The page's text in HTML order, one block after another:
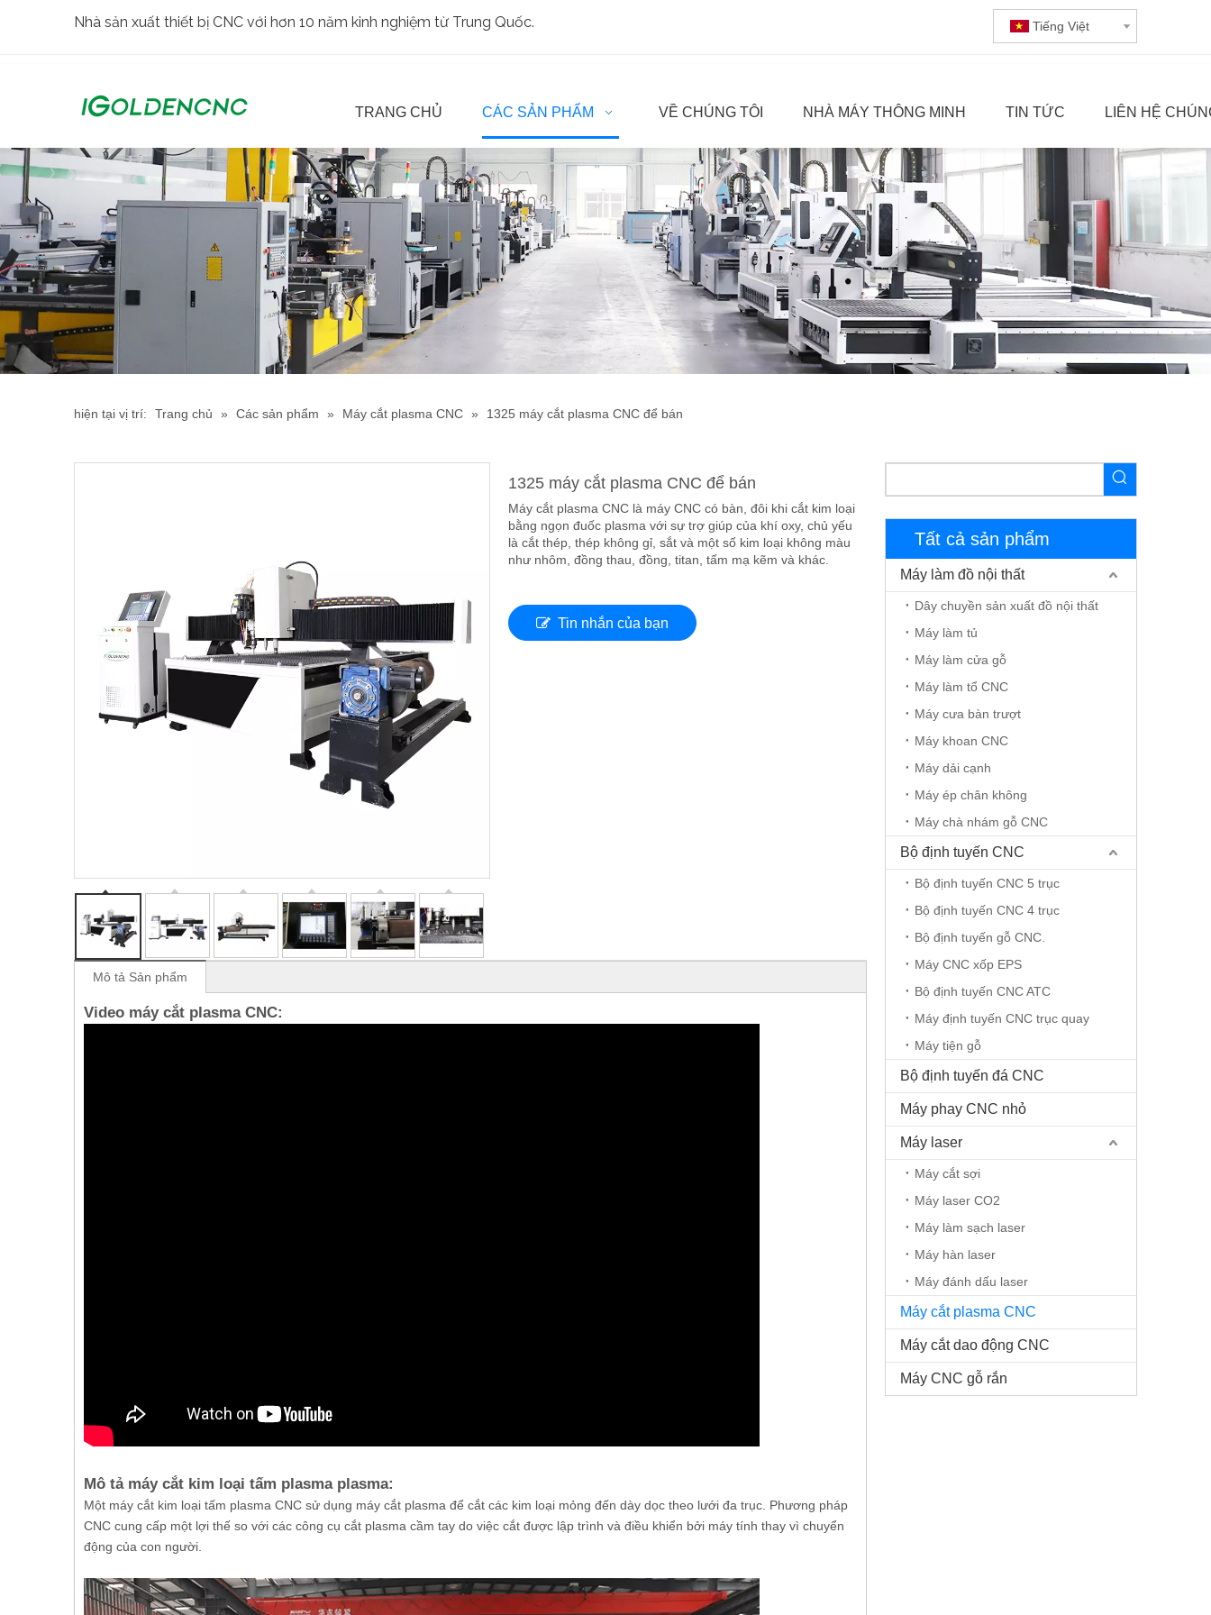
Nhà sản xuất thiết bị CNC với hơn 10 năm kinh nghiệm từ Trung Quốc. Tiếng Việt
TRANG CHỦ CÁC SẢN PHẨM VỀ CHÚNG TÔI NHÀ MÁY THÔNG MINH TIN TỨC LIÊN HỆ
hiện tại vị trí: Trang chủ » Các sản phẩm » Máy cắt plasma CNC » 1325 máy cắt plasma CNC để bán
1325 máy cắt plasma CNC để bán
Máy cắt plasma CNC là máy CNC có bàn, đôi khi cắt kim loại
bằng ngọn đuốc plasma với sự trợ giúp của khí oxy, chủ yếu
là cắt thép, thép không gỉ, sắt và một số kim loại không màu
như nhôm, đồng thau, đồng, titan, tấm mạ kẽm và khác.
Tin nhắn của bạn
Mô tả Sản phẩm
Video máy cắt plasma CNC:
Mô tả máy cắt kim loại tấm plasma plasma:
Một máy cắt kim loại tấm plasma CNC sử dụng máy cắt plasma để cắt các kim loại mỏng đến dày dọc theo lưới đa trục. Phương pháp
CNC cung cấp một lợi thế so với các công cụ cắt plasma cầm tay do việc cắt được lập trình và điều khiển bởi máy tính thay vì chuyển
động của con người.
Tất cả sản phẩm
Máy làm đồ nội thất
Dây chuyền sản xuất đồ nội thất
Máy làm tủ
Máy làm cửa gỗ
Máy làm tổ CNC
Máy cưa bàn trượt
Máy khoan CNC
Máy dải cạnh
Máy ép chân không
Máy chà nhám gỗ CNC
Bộ định tuyến CNC
Bộ định tuyến CNC 5 trục
Bộ định tuyến CNC 4 trục
Bộ định tuyến gỗ CNC.
Máy CNC xốp EPS
Bộ định tuyến CNC ATC
Máy định tuyến CNC trục quay
Máy tiện gỗ
Bộ định tuyến đá CNC
Máy phay CNC nhỏ
Máy laser
Máy cắt sợi
Máy laser CO2
Máy làm sạch laser
Máy hàn laser
Máy đánh dấu laser
Máy cắt plasma CNC
Máy cắt dao động CNC
Máy CNC gỗ rắn